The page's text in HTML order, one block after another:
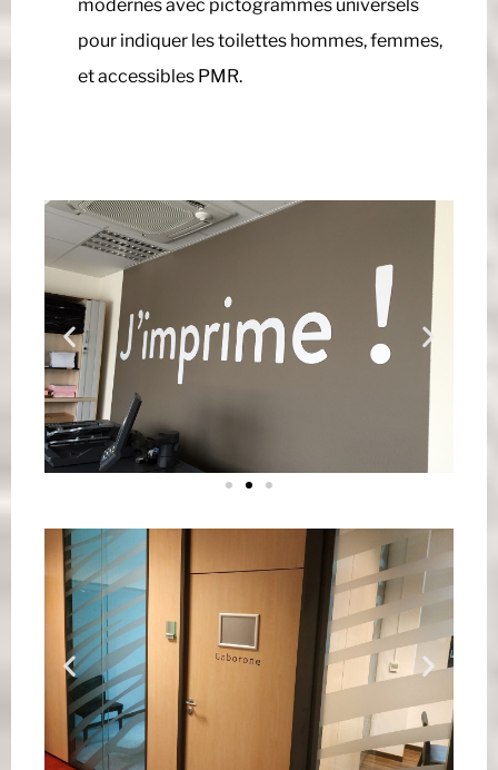
modernes avec pictogrammes universels
pour indiquer les toilettes hommes, femmes,
et accessibles PMR.